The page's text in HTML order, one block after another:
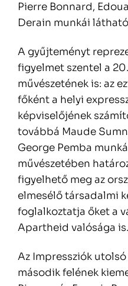
Pierre Bonnard,
Derain munkái
A gyűjteményt
figyelmet szentel a
művészetének is: az
főként a helyi
képviselőjének
továbbá Maude
George Pemba
művészetében
figyelhető meg az
elmesélő társadalmi
foglalkoztatja őket a
Apartheid valósága is.
Az Impressziók
második felének